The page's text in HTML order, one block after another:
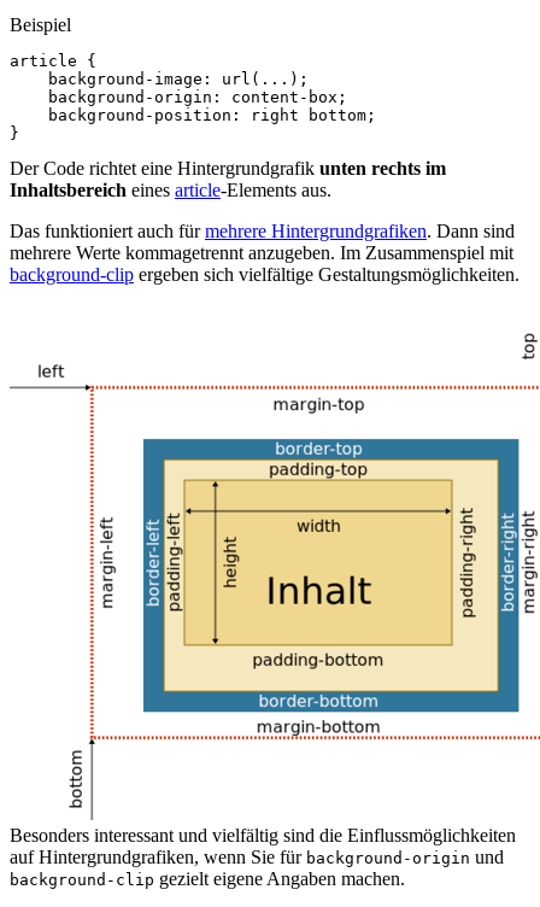
Beispiel
article
{
background-image : url(...) ;
background -origin : content - box ;
background-position : right bottom ;
}
Der Code richtet eine Hintergrundgrafik unten rechts im
Inhaltsbereich eines article-Elements aus.
Das funktioniert auch fürmehrere Hintergrundgrafiken. Dann sind
mehrere Werte kommagetrennt anzugeben. Im Zusammenspiel mit
background-clip ergeben sich vielfältige Gestaltungsmöglichkeiten.
Besonders interessant und vielfältig sind die Einflussmöglichkeiten
auf Hintergrundgrafiken, wenn Sie für background-origin und
background-clip gezielt eigene Angaben machen.